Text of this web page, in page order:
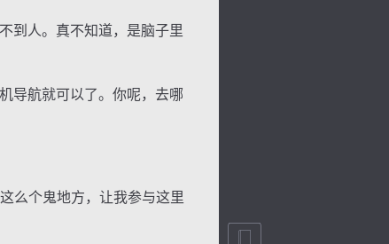
到人。真不知道，是脑子里
导航就可以了。你呢，去哪
么个鬼地方，让我参与这里